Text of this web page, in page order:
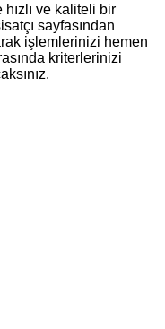
ve kaliteli bir
sayfasından
işlemlerinizi hemen
kriterlerinizi